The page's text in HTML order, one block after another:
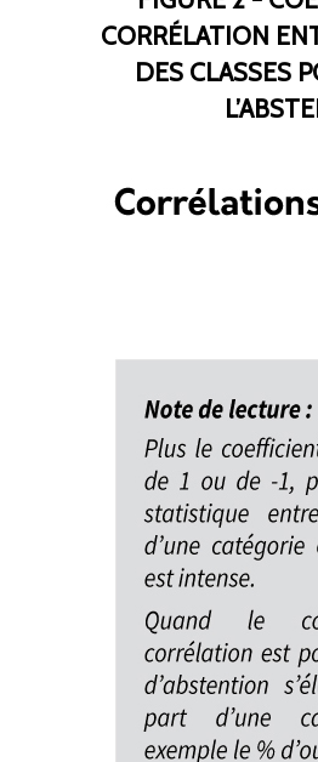
CORRÉLATION
DES CLASSES